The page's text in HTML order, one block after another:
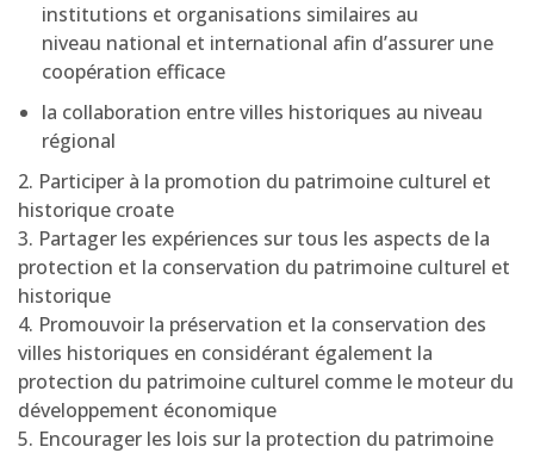
institutions et organisations similaires au
niveau national et international afin d’assurer une
coopération efficace
la collaboration entre villes historiques au niveau
régional
2. Participer à la promotion du patrimoine culturel et
historique croate
3. Partager les expériences sur tous les aspects de la
protection et la conservation du patrimoine culturel et
historique
4. Promouvoir la préservation et la conservation des
villes historiques en considérant également la
protection du patrimoine culturel comme le moteur du
développement économique
5. Encourager les lois sur la protection du patrimoine